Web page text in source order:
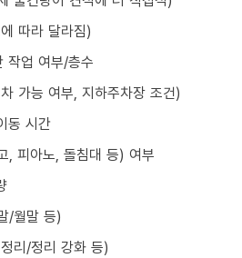
따라 달라짐)
작업 여부/층수
가능 여부, 지하주차장 조건)
동 시간
, 피아노, 돌침대 등) 여부
/월말 등)
리/정리 강화 등)